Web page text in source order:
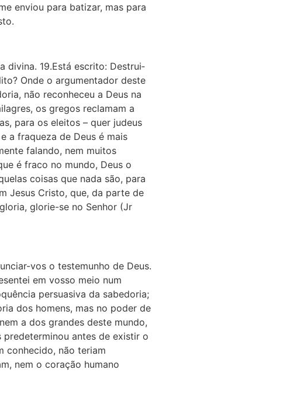
enviou para batizar, mas para
divina. 19.Está escrito: Destrui­
Onde o argumentador deste
não reconheceu a Deus na
os gregos reclamam a
para os eleitos – quer judeus
a fraqueza de Deus é mais
falando, nem muitos
é fraco no mundo, Deus o
coisas que nada são, para
Jesus Cristo, que, da parte de
glorie-se no Senhor (Jr
vos o testemunho de Deus.
em vosso meio num
persuasiva da sabedoria;
dos homens, mas no poder de
a dos grandes des­te mundo,
predeterminou antes de existir o
conhecido, não teriam
nem o coração humano